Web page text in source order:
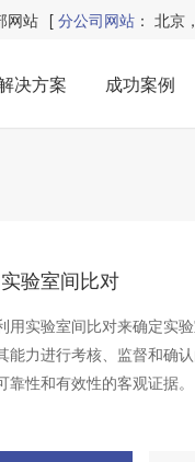
网站 [ 分公司网站 ： 北京 ，
决方案 成功案例
验室间比对
用实验室间比对来确定实
能力进行考核、监督和确
靠性和有效性的客观证据。